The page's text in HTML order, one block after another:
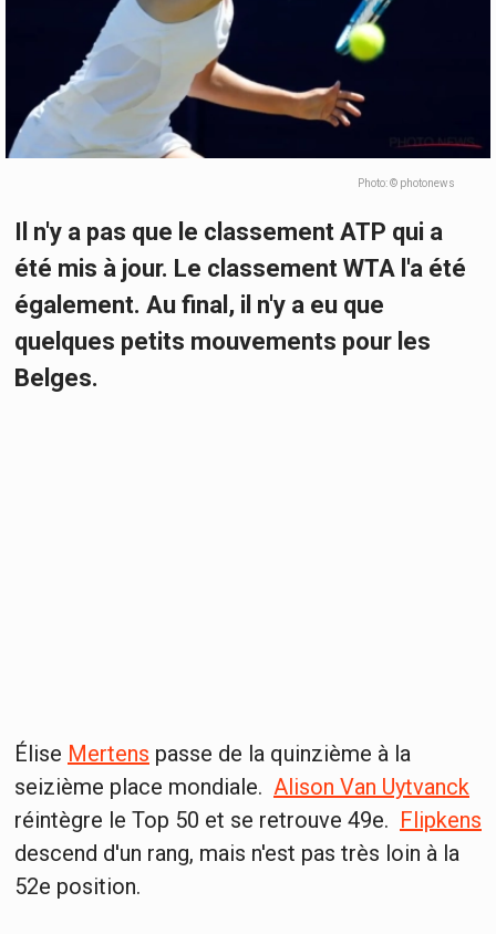
Photo: © photonews
Il n'y a pas que le classement ATP qui a
été mis à jour. Le classement WTA l'a été
également. Au final, il n'y a eu que
quelques petits mouvements pour les
Belges.
Élise Mertens passe de la quinzième à la
seizième place mondiale. Alison Van Uytvanck
réintègre le Top 50 et se retrouve 49e. Flipkens
descend d'un rang, mais n'est pas très loin à la
52e position.